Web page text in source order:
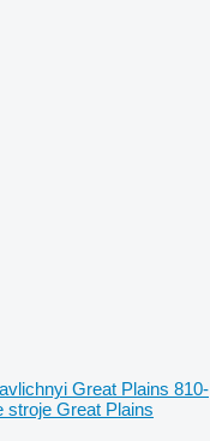
Great Plains 810-
stroje Great Plains